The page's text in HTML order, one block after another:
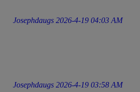
Josephdaugs 2026-4-19 04:03 AM
Josephdaugs 2026-4-19 03:58 AM